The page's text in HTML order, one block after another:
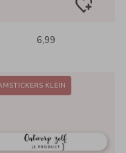
6,99
KLEIN